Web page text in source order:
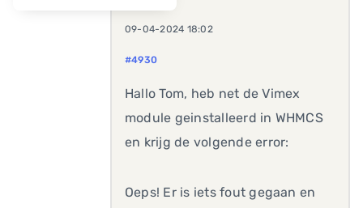
09-04-2024 18:02
#4930
Hallo Tom, heb net de Vimex
module geinstalleerd in WHMCS
en krijg de volgende error:
Oeps! Er is iets fout gegaan en